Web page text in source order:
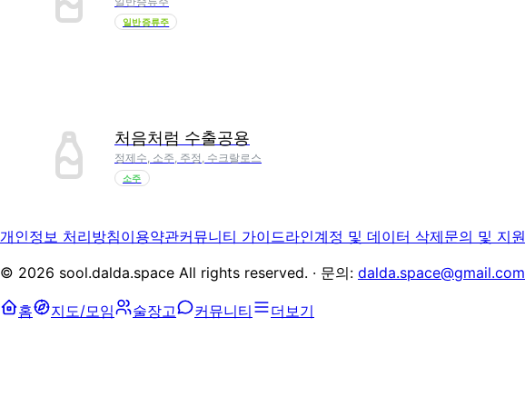
일반증류주
처음처럼 수출공용
정제수, 소주, 주정, 수크랄로스
소주
개인정보 처리방침이용약관커뮤니티 가이드라인계정 및 데이터 삭제문의 및 지원
© 2026 sool.dalda.space All rights reserved. · 문의: dalda.space@gmail.com
홈 지도/모임 술장고 커뮤니티 더보기